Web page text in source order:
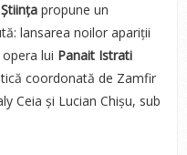
propune un
lansarea noilor apariții
lui Panait Istrati
coordonată de Zamfir
Ceia și Lucian Chișu, sub